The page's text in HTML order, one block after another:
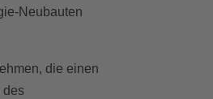
Neubauten
die einen
des